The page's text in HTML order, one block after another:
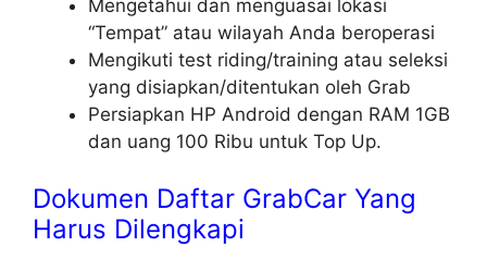
Mengetahui dan menguasai lokasi
“Tempat” atau wilayah Anda beroperasi
Mengikuti test riding/training atau seleksi
yang disiapkan/ditentukan oleh Grab
Persiapkan HP Android dengan RAM 1GB
dan uang 100 Ribu untuk Top Up.
Dokumen Daftar GrabCar Yang
Harus Dilengkapi